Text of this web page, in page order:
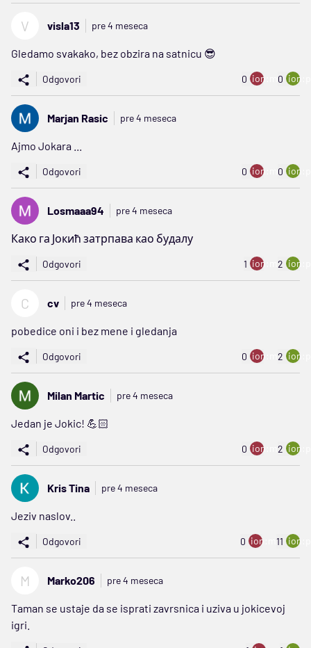
V visla13 pre 4 meseca
Gledamo svakako, bez obzira na satnicu 😎
Odgovori 0 ion:minus
0
Marjan Rasic pre 4 meseca
Ajmo Jokara ...
Odgovori 0 ion:minus
0
Losmaaa94 pre 4 meseca
Како га Јокић затрпава као будалу
Odgovori 1 ion:minus
2
C cv pre 4 meseca
pobedice oni i bez mene i gledanja
Odgovori 0 ion:minus
2
Milan Martic pre 4 meseca
Jedan je Jokic! 💪🏻
Odgovori 0 ion:minus
2
Kris Tina pre 4 meseca
Jeziv naslov..
Odgovori 0 ion:minus
11
M Marko206 pre 4 meseca
Taman se ustaje da se isprati zavrsnica i uziva u jokicevoj
igri.